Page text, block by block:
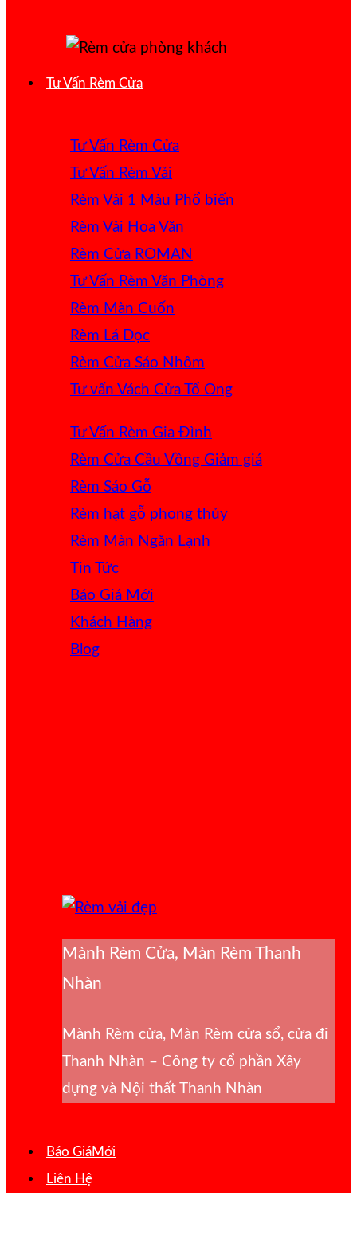
Tư Vấn Rèm Cửa
Tư Vấn Rèm Cửa
Tư Vấn Rèm Vải
Rèm Vải 1 Màu
Rèm Vải Hoa Văn
Rèm Cửa ROMAN
Tư Vấn Rèm Văn Phòng
Rèm Màn Cuốn
Rèm Lá Dọc
Rèm Cửa Sáo Nhôm
Tư vấn Vách Cửa Tổ Ong
Tư Vấn Rèm Gia Đình
Rèm Cửa Cầu Vồng
Rèm Sáo Gỗ
Rèm hạt gỗ phong thủy
Rèm Màn Ngăn Lạnh
Tin Tức
Báo Giá
Khách Hàng
Blog
Mành Rèm Cửa, Màn Rèm Thanh
Nhàn
Mành Rèm cửa, Màn Rèm cửa sổ, cửa đi
Thanh Nhàn – Công ty cổ phần Xây
dựng và Nội thất Thanh Nhàn
Báo Giá
Liên Hệ